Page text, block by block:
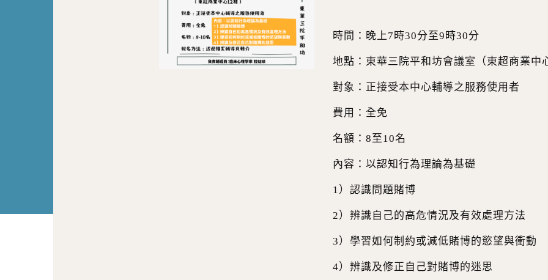
時間：晚上7時30分至9時30分
地點：東華三院平和坊會議室（東超商業中
對象：正接受本中心輔導之服務使用者
費用：全免
名額：8至10名
內容：以認知行為理論為基礎
1）認識問題賭博
2）辨識自己的高危情況及有效處理方法
3）學習如何制約或減低賭博的慾望與衝動
4）辨識及修正自己對賭博的迷思